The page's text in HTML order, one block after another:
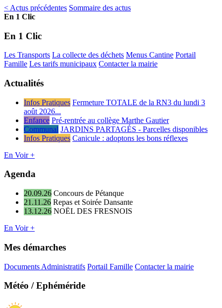
< Actus précédentes Sommaire des actus
En 1 Clic
En 1 Clic
Les Transports La collecte des déchets Menus Cantine Portail
Famille Les tarifs municipaux Contacter la mairie
Actualités
Infos Pratiques Fermeture TOTALE de la RN3 du lundi 3
août 2026...
Enfance Pré-rentrée au collège Marthe Gautier
Communal JARDINS PARTAGÉS - Parcelles disponibles
Infos Pratiques Canicule : adoptons les bons réflexes
En Voir +
Agenda
20.09.26 Concours de Pétanque
21.11.26 Repas et Soirée Dansante
13.12.26 NOËL DES FRESNOIS
En Voir +
Mes démarches
Documents Administratifs Portail Famille Contacter la mairie
Météo / Ephéméride